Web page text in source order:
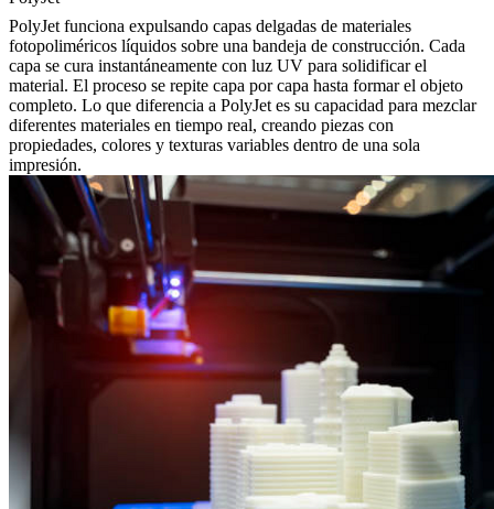
PolyJet funciona expulsando capas delgadas de materiales
fotopoliméricos líquidos sobre una bandeja de construcción. Cada
capa se cura instantáneamente con luz UV para solidificar el
material. El proceso se repite capa por capa hasta formar el objeto
completo. Lo que diferencia a PolyJet es su capacidad para mezclar
diferentes materiales en tiempo real, creando piezas con
propiedades, colores y texturas variables dentro de una sola
impresión.